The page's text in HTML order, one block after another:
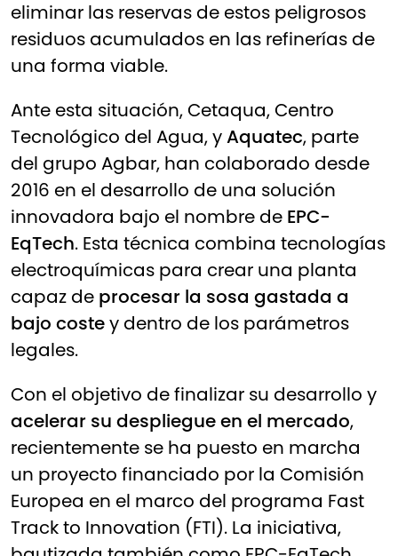
eliminar las reservas de estos peligrosos
residuos acumulados en las refinerías de
una forma viable.
Ante esta situación,Cetaqua, Centro
Tecnológico del Agua, yAquatec, parte
del grupo Agbar, han colaborado desde
2016 en el desarrollo de una solución
innovadora bajo el nombre de EPC-
EqTech. Esta técnica combina tecnologías
electroquímicas para crear una planta
capaz de procesar la sosa gastada a
bajo costey dentro de los parámetros
legales.
Con el objetivo de finalizar su desarrollo y
acelerar su despliegue en el mercado,
recientemente se ha puesto en marcha
un proyecto financiado por la Comisión
Europea en el marco del programa Fast
Track to Innovation (FTI). La iniciativa,